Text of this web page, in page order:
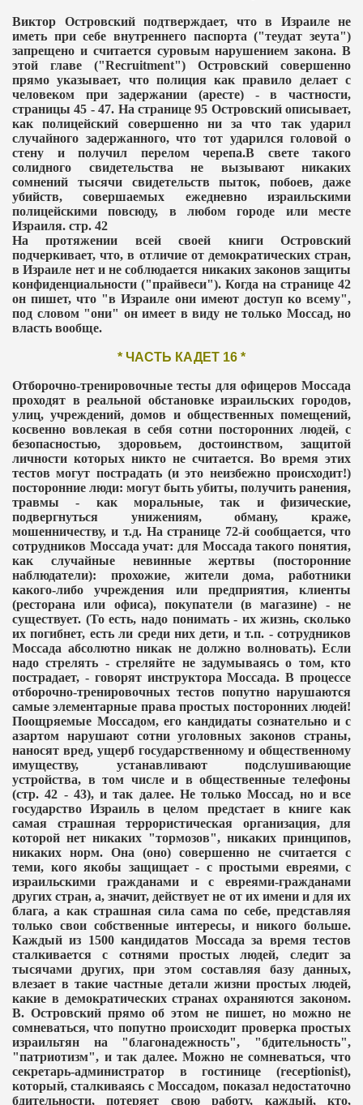
Виктор Островский подтверждает, что в Израиле не
иметь при себе внутреннего паспорта ("теудат зеута")
запрещено и считается суровым нарушением закона. В
этой главе ("Recruitment") Островский совершенно
прямо указывает, что полиция как правило делает с
человеком при задержании (аресте) - в частности,
страницы 45 - 47. На странице 95 Островский описывает,
как полицейский совершенно ни за что так ударил
случайного задержанного, что тот ударился головой о
стену и получил перелом черепа.В свете такого
солидного свидетельства не вызывают никаких
сомнений тысячи свидетельств пыток, побоев, даже
убийств, совершаемых ежедневно израильскими
полицейскими повсюду, в любом городе или месте
Израиля. стр. 42
На протяжении всей своей книги Островский
подчеркивает, что, в отличие от демократических стран,
в Израиле нет и не соблюдается никаких законов защиты
конфиденциальности ("прайвеси"). Когда на странице 42
он пишет, что "в Израиле они имеют доступ ко всему",
под словом "они" он имеет в виду не только Моссад, но
власть вообще.
* ЧАСТЬ КАДЕТ 16 *
Отборочно-тренировочные тесты для офицеров Моссада
проходят в реальной обстановке израильских городов,
улиц, учреждений, домов и общественных помещений,
косвенно вовлекая в себя сотни посторонних людей, с
безопасностью, здоровьем, достоинством, защитой
личности которых никто не считается. Во время этих
тестов могут пострадать (и это неизбежно происходит!)
посторонние люди: могут быть убиты, получить ранения,
травмы - как моральные, так и физические,
подвергнуться унижениям, обману, краже,
мошенничеству, и т.д. На странице 72-й сообщается, что
сотрудников Моссада учат: для Моссада такого понятия,
как случайные невинные жертвы (посторонние
наблюдатели): прохожие, жители дома, работники
какого-либо учреждения или предприятия, клиенты
(ресторана или офиса), покупатели (в магазине) - не
существует. (То есть, надо понимать - их жизнь, сколько
их погибнет, есть ли среди них дети, и т.п. - сотрудников
Моссада абсолютно никак не должно волновать). Если
надо стрелять - стреляйте не задумываясь о том, кто
пострадает, - говорят инструктора Моссада. В процессе
отборочно-тренировочных тестов попутно нарушаются
самые элементарные права простых посторонних людей!
Поощряемые Моссадом, его кандидаты сознательно и с
азартом нарушают сотни уголовных законов страны,
наносят вред, ущерб государственному и общественному
имуществу, устанавливают подслушивающие
устройства, в том числе и в общественные телефоны
(стр. 42 - 43), и так далее. Не только Моссад, но и все
государство Израиль в целом предстает в книге как
самая страшная террористическая организация, для
которой нет никаких "тормозов", никаких принципов,
никаких норм. Она (оно) совершенно не считается с
теми, кого якобы защищает - с простыми евреями, с
израильскими гражданами и с евреями-гражданами
других стран, а, значит, действует не от их имени и для их
блага, а как страшная сила сама по себе, представляя
только свои собственные интересы, и никого больше.
Каждый из 1500 кандидатов Моссада за время тестов
сталкивается с сотнями простых людей, следит за
тысячами других, при этом составляя базу данных,
влезает в такие частные детали жизни простых людей,
какие в демократических странах охраняются законом.
В. Островский прямо об этом не пишет, но можно не
сомневаться, что попутно происходит проверка простых
израильтян на "благонадежность", "бдительность",
"патриотизм", и так далее. Можно не сомневаться, что
секретарь-администратор в гостинице (receptionist),
который, сталкиваясь с Моссадом, показал недостаточно
бдительности, потеряет свою работу, каждый, кто,